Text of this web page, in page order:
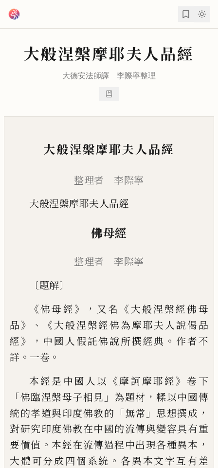
大般涅槃摩耶夫人品經
大德安法師譯 李際寧整理
大般涅槃摩耶夫人品經
整理者 李際寧
大般涅槃摩耶夫人品經
佛母經
整理者 李際寧
〔題解〕
《佛母經》， 又名 《 大般涅槃經佛母
品》、《大般涅槃經佛為摩耶夫人說偈品
經》， 中國人假託佛說所撰經典 。 作者不
詳 。 一卷 。
本經是中國人以 《摩訶摩耶經》 卷下
「佛臨涅槃母子相見 」 為題材 ， 糅以中國傳
統的孝道與印度佛教的 「無常 」 思想撰成 ，
對研究印度佛教在中國的流傳與變容具有重
要價值 。本經在流傳過程中出現各種異本 ，
大體可分成四個系統 。 各異本文字互有差